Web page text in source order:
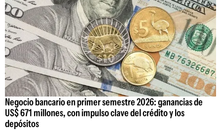
Negocio bancario en primer semestre 2026: ganancias de
US$ 671 millones, con impulso clave del crédito y los
depósitos